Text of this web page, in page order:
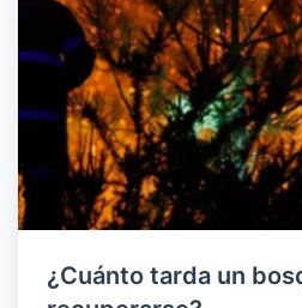
¿Cuánto tarda un